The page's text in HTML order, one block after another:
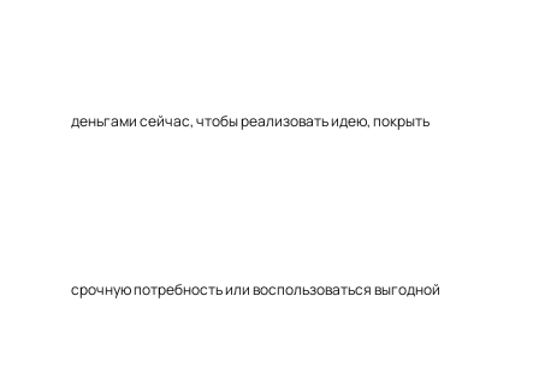
деньгами сейчас, чтобы реализовать идею, покрыть
срочную потребность или воспользоваться выгодной